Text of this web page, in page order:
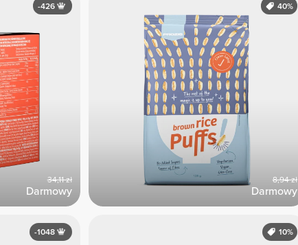
Darmowy
34,11 zł
-426
Darmowy
8,94 zł
40%
-1048 10%